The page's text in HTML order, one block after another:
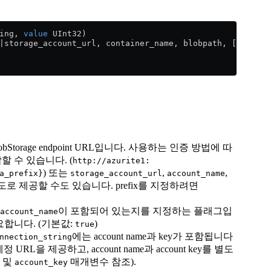
value UInt32)
container_name, blobpath,
endpoint URL입니다. 사용하는 인증 방법에 따
수 있습니다. (http://azurite1:
) 또는 storage_account_url , account_name,
제공할 수도 있습니다. prefix를 지정하려면
account_name이 포함되어 있는지를 지정하는 플래그입
합니다. (기본값: true)
에는 account name과 key가 포함됩니다
URL을 제공하고, account name과 account key를 별도
및 account_key 매개변수 참조).